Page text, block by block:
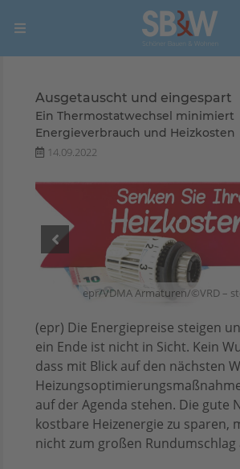
Ausgetauscht und eingespart
Ein Thermostatwechsel minimiert
Energieverbrauch und Heizkosten
14.09.2022
epr/VDMA Armaturen/©VRD –
(epr) Die Energiepreise steigen
ein Ende ist nicht in Sicht. Kein
dass mit Blick auf den nächsten
auf der Agenda stehen. Die gute
kostbare Heizenergie zu sparen,
nicht zum großen Rundumschlag